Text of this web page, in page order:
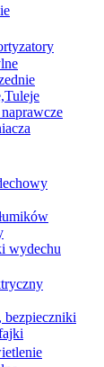
wydechu
bezpieczniki